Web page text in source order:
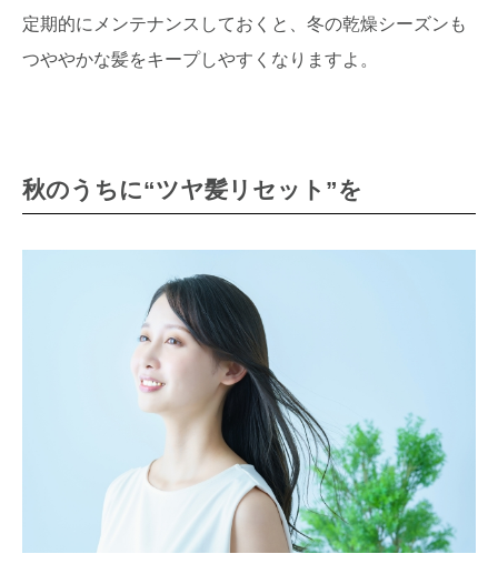
定期的にメンテナンスしておくと、冬の乾燥シーズンも
つややかな髪をキープしやすくなりますよ。
秋のうちに“ツヤ髪リセット”を